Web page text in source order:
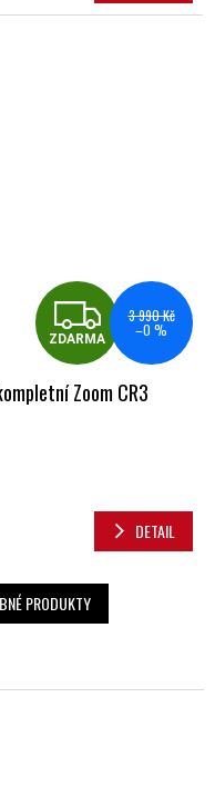
ZDARMA
3 990 Kč
–0 %
Zoom CR3
DETAIL
PRODUKTY